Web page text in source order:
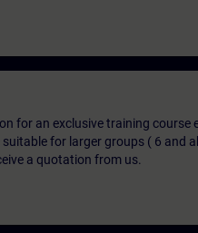
for an exclusive training course
for larger groups ( 6 and
a quotation from us.